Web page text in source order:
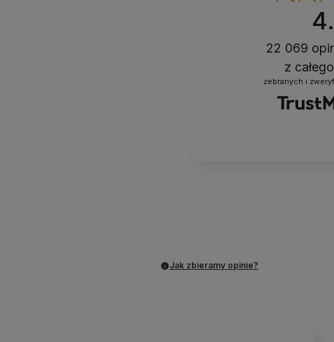
22 069
z
zebranych i
Jak zbieramy opinie?